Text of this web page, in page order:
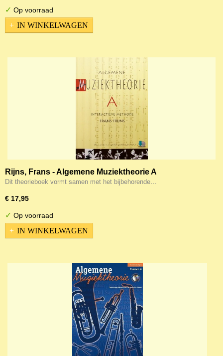
✓ Op voorraad
IN WINKELWAGEN
Rijns, Frans - Algemene Muziektheorie A
Dit theorieboek vormt samen met het bijbehorende…
€ 17,95
✓ Op voorraad
IN WINKELWAGEN